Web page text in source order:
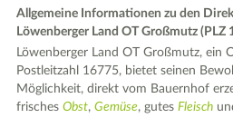
Allgemeine Informationen zu den
Löwenberger Land OT Großmutz (PLZ
Löwenberger Land OT Großmutz, ein
Postleitzahl 16775, bietet seinen
Möglichkeit, direkt vom Bauernhof
frischesObst,Gemüse, gutesFleisch